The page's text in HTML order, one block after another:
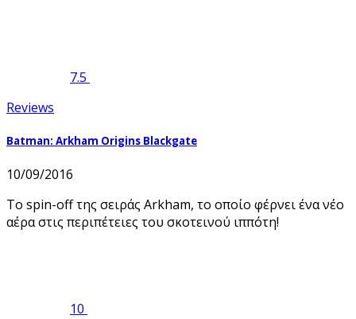
7.5
Reviews
Batman: Arkham Origins Blackgate
10/09/2016
Το spin-off της σειράς Arkham, το οποίο φέρνει ένα νέο
αέρα στις περιπέτειες του σκοτεινού ιππότη!
10